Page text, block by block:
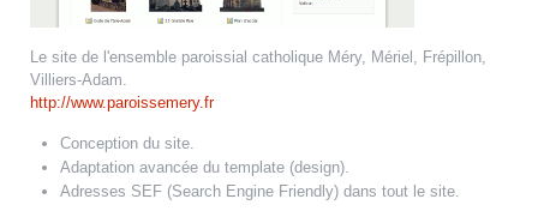
Le site de l'ensemble paroissial catholique Méry, Mériel, Frépillon,
Villiers-Adam.
http://www.paroissemery.fr
Conception du site.
Adaptation avancée du template (design).
Adresses SEF (Search Engine Friendly) dans tout le site.